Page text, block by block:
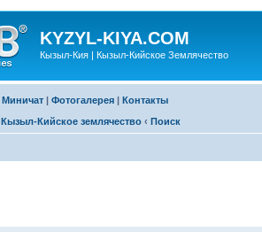
KYZYL-KIYA.COM
Кызыл-Кия | Кызыл-Кийское Землячество
Миничат | Фотогалерея | Контакты
Кызыл-Кийское землячество ‹ Поиск